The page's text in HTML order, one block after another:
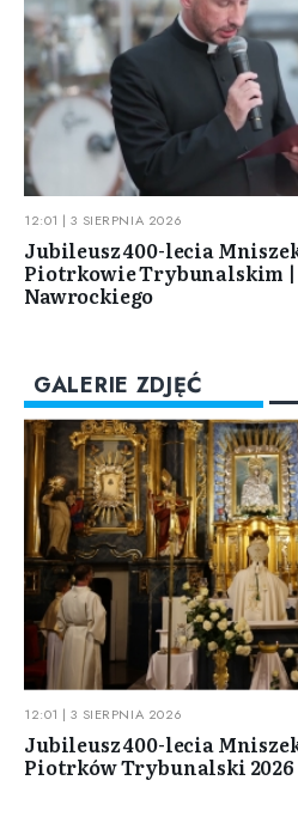
12:01 | 3 SIERPNIA 2026
Jubileusz 400-lecia
Piotrkowie Trybunalskim
Nawrockiego
GALERIE ZDJĘĆ
12:01 | 3 SIERPNIA 2026
Jubileusz 400-lecia
Piotrków Trybunalski 2026